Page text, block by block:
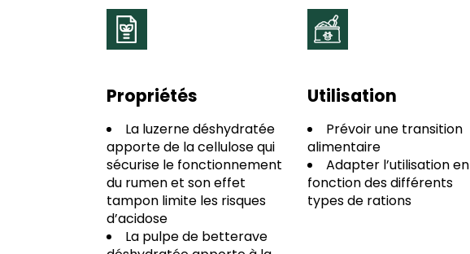
Propriétés
La luzerne déshydratée
apporte de la cellulose qui
sécurise le fonctionnement
du rumen et son effet
tampon limite les risques
d’acidose
La pulpe de betterave
Utilisation
Prévoir une transition
alimentaire
Adapter l’utilisation en
fonction des différents
types de rations